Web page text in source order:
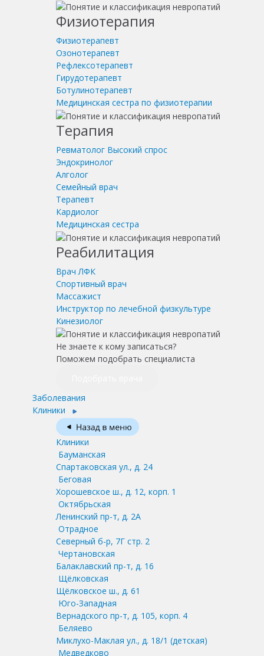
Физиотерапия
Физиотерапевт
Озонотерапевт
Рефлексотерапевт
Гирудотерапевт
Ботулинотерапевт
Медицинская сестра по физиотерапии
Терапия
Ревматолог Высокий спрос
Эндокринолог
Алголог
Семейный врач
Терапевт
Кардиолог
Медицинская сестра
Реабилитация
Врач ЛФК
Спортивный врач
Массажист
Инструктор по лечебной физкультуре
Кинезиолог
Не знаете к кому записаться?
Поможем подобрать специалиста
Заболевания
Клиники
Клиники
Бауманская
Спартаковская ул., д. 24
Беговая
Хорошевское ш., д. 12, корп. 1
Октябрьская
Ленинский пр-т, д. 2А
Отрадное
Северный б-р, 7Г стр. 2
Чертановская
Балаклавский пр-т, д. 16
Щёлковская
Щёлковское ш., д. 61
Юго-Западная
Вернадского пр-т, д. 105, корп. 4
Беляево
Миклухо-Маклая ул., д. 18/1 (детская)
Медведково